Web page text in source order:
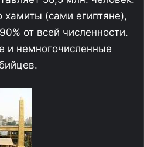
(сами египтяне),
от всей численности.
и немногочисленные